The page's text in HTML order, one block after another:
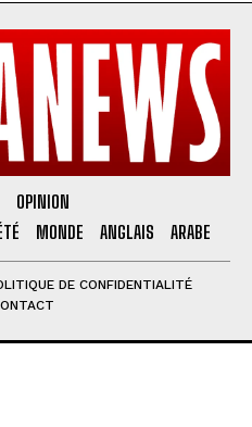
OPINION
MONDE ANGLAIS ARABE
DE CONFIDENTIALITÉ